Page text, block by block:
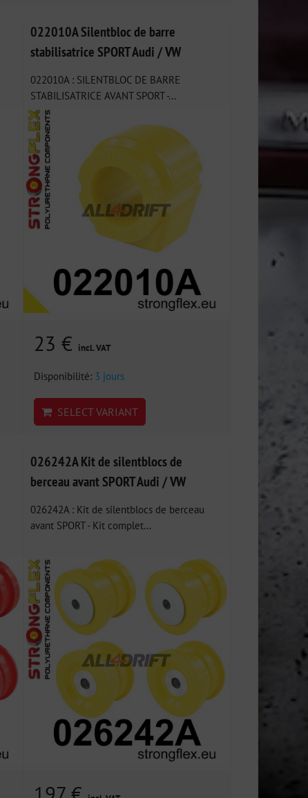
022010A Silentbloc de barre
stabilisatrice SPORT Audi / VW
022010A : SILENTBLOC DE BARRE
STABILISATRICE AVANT SPORT -...
23 € incl. VAT
Disponibilité: 3 jours
SELECT VARIANT
026242A Kit de silentblocs de
berceau avant SPORT Audi / VW
026242A : Kit de silentblocs de berceau
avant SPORT - Kit complet...